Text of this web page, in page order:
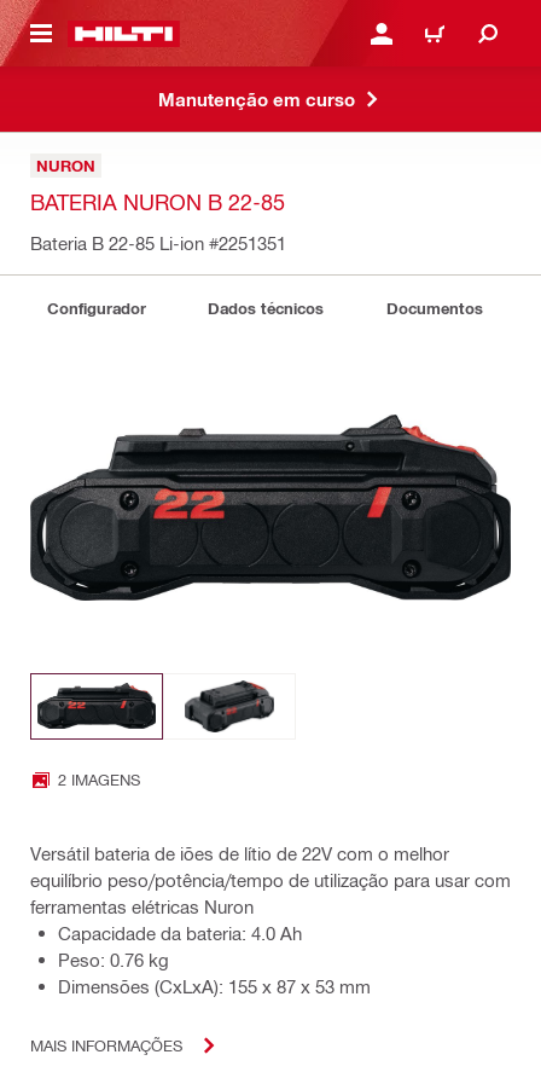
CONTENT ENTRAR OU REGISTAR
CARRINHO
Manutenção em curso
NURON
BATERIA NURON B 22-85
Bateria B 22-85 Li-ion #2251351
Configurador Dados técnicos Documentos
2 IMAGENS
Versátil bateria de iões de lítio de 22V com o melhor
equilíbrio peso/potência/tempo de utilização para usar com
ferramentas elétricas Nuron
Capacidade da bateria: 4.0 Ah
Peso: 0.76 kg
Dimensões (CxLxA): 155 x 87 x 53 mm
MAIS INFORMAÇÕES